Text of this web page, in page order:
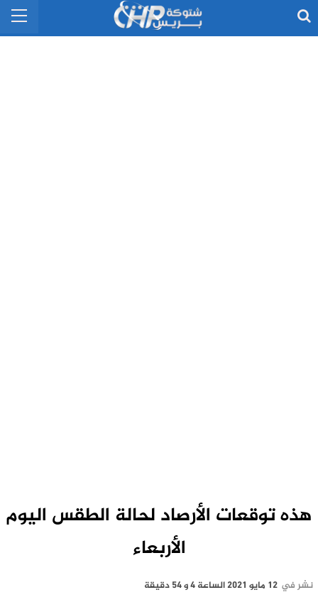
هذه توقعات الأرصاد لحالة الطقس اليوم
الأربعاء
نشر في 12 مايو 2021 الساعة 4 و 54 دقيقة